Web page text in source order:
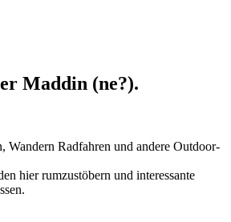
Maddin (ne?).
Wandern Radfahren und andere Outdoor-
hier rumzustöbern und interessante